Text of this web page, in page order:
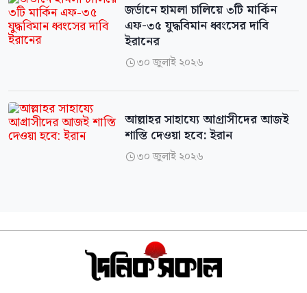
জর্ডানে হামলা চালিয়ে ৩টি মার্কিন
এফ-৩৫ যুদ্ধবিমান ধ্বংসের দাবি
ইরানের
৩০ জুলাই ২০২৬
আল্লাহর সাহায্যে আগ্রাসীদের আজই
শাস্তি দেওয়া হবে: ইরান
৩০ জুলাই ২০২৬